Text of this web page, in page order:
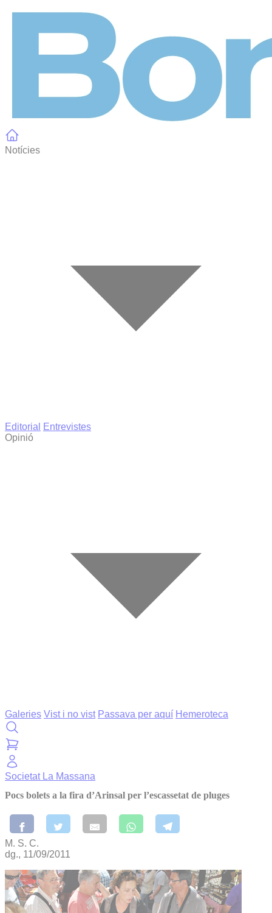
Notícies
Editorial
Entrevistes
Opinió
Galeries Vist i no vist Passava per aquí Hemeroteca
Societat La Massana
Pocs bolets a la fira d’Arinsal per l’escassetat de pluges
M. S. C.
dg., 11/09/2011